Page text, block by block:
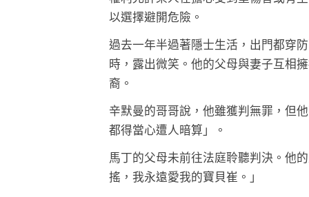
以選擇避開危險。
過去一年半過著隱士生活，出門都穿
時，露出微笑。他的父母與妻子互相
裔。
辛默曼的哥哥說，他雖獲判無罪，但
都得當心遭人暗算」。
馬丁的父母未前往法庭聆聽判決。他
搖，我永遠愛我的寶貝崔。」